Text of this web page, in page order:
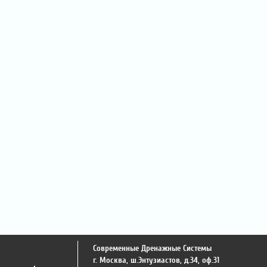
Современные Дренажные Системы
г. Москва, ш.Энтузиастов, д.34, оф.31